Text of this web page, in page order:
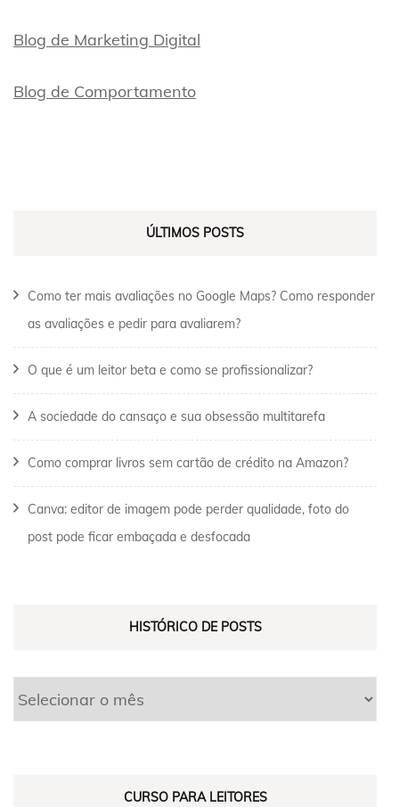
Blog de Marketing Digital
Blog de Comportamento
ÚLTIMOS POSTS
Como ter mais avaliações no Google Maps? Como responder
as avaliações e pedir para avaliarem?
O que é um leitor beta e como se profissionalizar?
A sociedade do cansaço e sua obsessão multitarefa
Como comprar livros sem cartão de crédito na Amazon?
Canva: editor de imagem pode perder qualidade, foto do
post pode ficar embaçada e desfocada
HISTÓRICO DE POSTS
CURSO PARA LEITORES